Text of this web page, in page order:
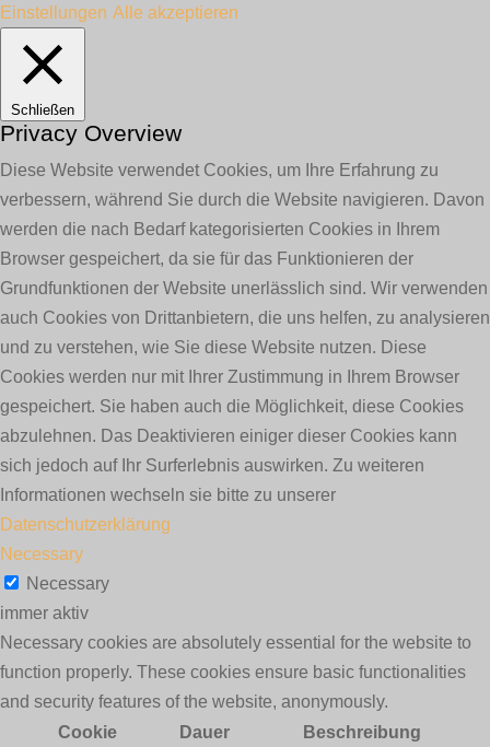
Einstellungen Alle akzeptieren
Schließen
Privacy Overview
Diese Website verwendet Cookies, um Ihre Erfahrung zu
verbessern, während Sie durch die Website navigieren. Davon
werden die nach Bedarf kategorisierten Cookies in Ihrem
Browser gespeichert, da sie für das Funktionieren der
Grundfunktionen der Website unerlässlich sind. Wir verwenden
auch Cookies von Drittanbietern, die uns helfen, zu analysieren
und zu verstehen, wie Sie diese Website nutzen. Diese
Cookies werden nur mit Ihrer Zustimmung in Ihrem Browser
gespeichert. Sie haben auch die Möglichkeit, diese Cookies
abzulehnen. Das Deaktivieren einiger dieser Cookies kann
sich jedoch auf Ihr Surferlebnis auswirken. Zu weiteren
Informationen wechseln sie bitte zu unserer
Datenschutzerklärung
Necessary
Necessary
immer aktiv
Necessary cookies are absolutely essential for the website to
function properly. These cookies ensure basic functionalities
and security features of the website, anonymously.
Cookie
Dauer Beschreibung